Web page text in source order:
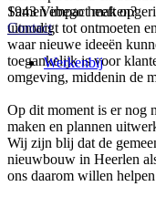
Samen impact maken?
Contact
Werkenbij
1943 Vebego heeft
uitnodigt tot ontmoeten
waar nieuwe ideeën
toegankelijk is voor
omgeving, middenin de
Op dit moment is er nog
maken en plannen
Wij zijn blij dat de
nieuwbouw in Heerlen
ons daarom willen